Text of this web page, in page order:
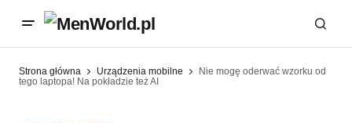
Strona główna Urządzenia mobilne
Nie mogę oderwać wzorku od
tego laptopa! Na pokładzie też AI